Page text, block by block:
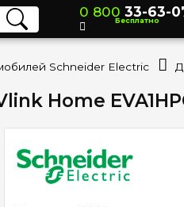
Home
0 800 33-63-
Бесплатно
Schneider Electric